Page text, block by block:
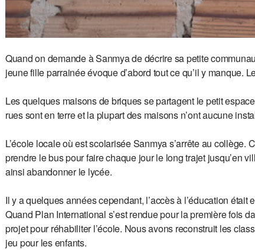
Quand on demande à Sanmya de décrire sa petite
jeune fille parrainée évoque d’abord tout ce qu’il y manque.
Les quelques maisons de briques se partagent le petit
rues sont en terre et la plupart des maisons n’ont aucune
L’école locale où est scolarisée Sanmya s’arrête au
prendre le bus pour faire chaque jour le long trajet jusqu’en
ainsi abandonner le lycée.
Il y a quelques années cependant, l’accès à l’éducation
Quand Plan International s’est rendue pour la première fois
projet pour réhabiliter l’école. Nous avons reconstruit les
jeu pour les enfants.